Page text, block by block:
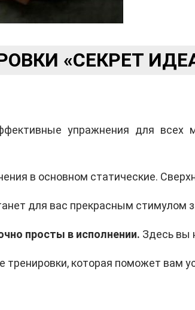
«СЕКРЕТ
упражнения для
в основном статические.
для вас прекрасным стимулом
просты в исполнении. Здесь вы
тренировки, которая поможет вам